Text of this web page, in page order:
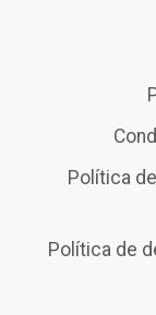
Política
Política de